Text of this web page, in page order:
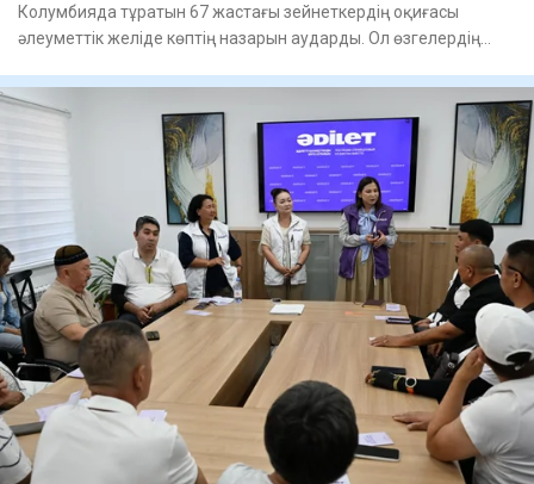
Колумбияда тұратын 67 жастағы зейнеткердің оқиғасы
әлеуметтік желіде көптің назарын аударды. Ол өзгелердің